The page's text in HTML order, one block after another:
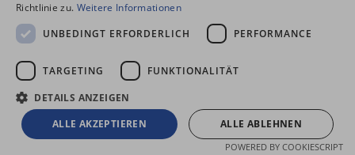
Richtlinie zu. Weitere Informationen
UNBEDINGT ERFORDERLICH
PERFORMANCE
TARGETING FUNKTIONALITÄT
DETAILS ANZEIGEN
ALLE AKZEPTIEREN
ALLE ABLEHNEN
POWERED BY COOKIESCRIPT